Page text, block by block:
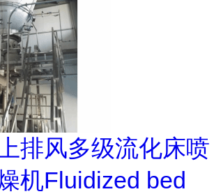
排风多级流化床喷
机Fluidized bed